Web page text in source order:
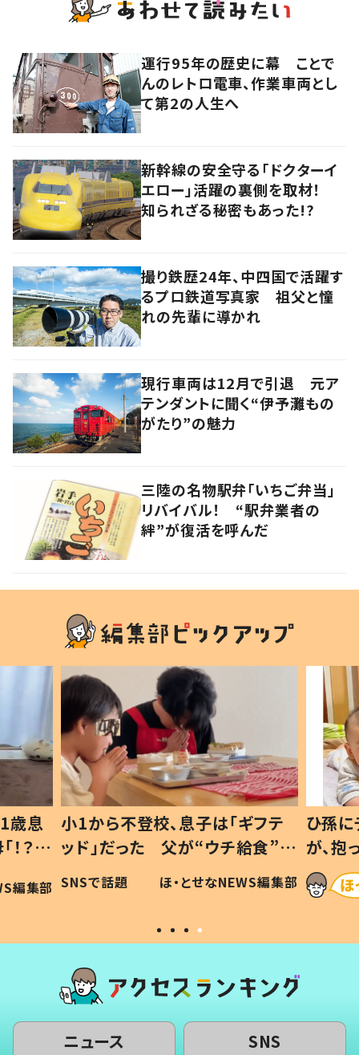
運行95年の歴史に幕 ことで
んのレトロ電車、作業車両とし
て第2の人生へ
新幹線の安全守る「ドクターイ
エロー」活躍の裏側を取材！
知られざる秘密もあった!?
撮り鉄歴24年、中四国で活躍す
るプロ鉄道写真家 祖父と憧
れの先輩に導かれ
現行車両は12月で引退 元ア
テンダントに聞く“伊予灘もの
がたり”の魅力
三陸の名物駅弁「いちご弁当」
リバイバル！ “駅弁業者の
絆”が復活を呼んだ
歳息
？」
編集部
小1から不登校、息子は「ギフテ
ッド」だった 父が“ウチ給食”を
作り続ける理由とは #令和の親
#令和の子
SNSで話題 ほ・とせなNEWS編集部
ひ孫
が、
「涙が
い」
ニュース SNS